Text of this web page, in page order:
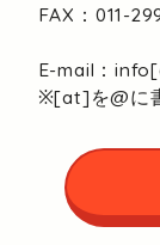
FAX：011-
E-mail：
※[at]を@に